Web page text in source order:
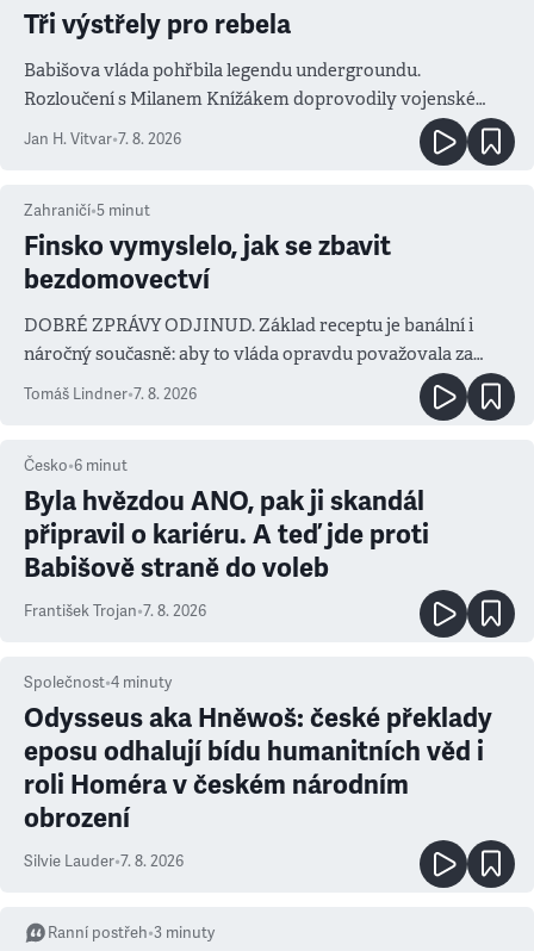
Tři výstřely pro rebela
Babišova vláda pohřbila legendu undergroundu.
Rozloučení s Milanem Knížákem doprovodily vojenské
salvy i kritika pokrokářů
Jan H. Vitvar•7. 8. 2026
Zahraničí•5 minut
Finsko vymyslelo, jak se zbavit
bezdomovectví
DOBRÉ ZPRÁVY ODJINUD. Základ receptu je banální i
náročný současně: aby to vláda opravdu považovala za
prioritu
Tomáš Lindner•7. 8. 2026
Česko•6 minut
Byla hvězdou ANO, pak ji skandál
připravil o kariéru. A teď jde proti
Babišově straně do voleb
František Trojan•7. 8. 2026
Společnost•4 minuty
Odysseus aka Hněwoš: české překlady
eposu odhalují bídu humanitních věd i
roli Homéra v českém národním
obrození
Silvie Lauder•7. 8. 2026
Ranní postřeh•3 minuty